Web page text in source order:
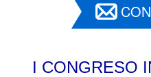
I CONGRESO